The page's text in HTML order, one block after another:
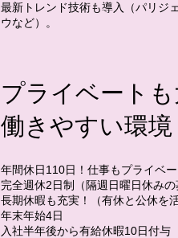
最新トレンド技術も導入（パリジ
ウなど）。
プライベート
働きやすい環境
年間休日110日！仕事もプライベ
完全週休2日制（隔週日曜日休みの
長期休暇も充実！（有休と公休を
年末年始4日
入社半年後から有給休暇10日付